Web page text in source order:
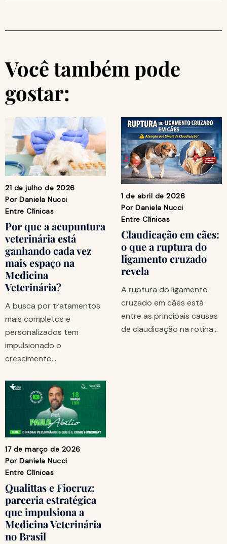
Você também pode
gostar:
21 de julho de 2026
Por Daniela Nucci
Entre Clínicas
Por que a acupuntura
veterinária está
ganhando cada vez
mais espaço na
Medicina
Veterinária?
A busca por tratamentos
mais completos e
personalizados tem
impulsionado o
crescimento…
1 de abril de 2026
Por Daniela Nucci
Entre Clínicas
Claudicação em cães:
o que a ruptura do
ligamento cruzado
revela
A ruptura do ligamento
cruzado em cães está
entre as principais causas
de claudicação na rotina…
17 de março de 2026
Por Daniela Nucci
Entre Clínicas
Qualittas e Fiocruz:
parceria estratégica
que impulsiona a
Medicina Veterinária
no Brasil